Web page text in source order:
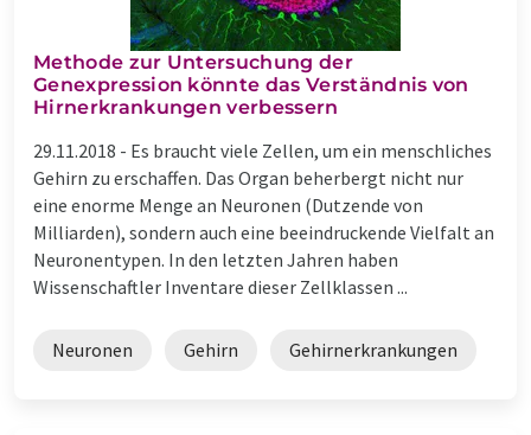
Methode zur Untersuchung der
Genexpression könnte das Verständnis von
Hirnerkrankungen verbessern
29.11.2018 - Es braucht viele Zellen, um ein menschliches
Gehirn zu erschaffen. Das Organ beherbergt nicht nur
eine enorme Menge an Neuronen (Dutzende von
Milliarden), sondern auch eine beeindruckende Vielfalt an
Neuronentypen. In den letzten Jahren haben
Wissenschaftler Inventare dieser Zellklassen ...
Neuronen Gehirn Gehirnerkrankungen